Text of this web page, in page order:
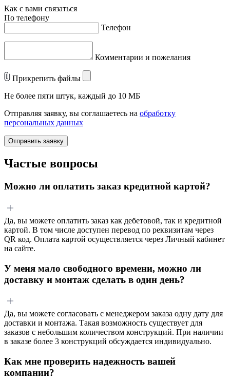
Как с вами связаться
По телефону
Телефон
Комментарии и пожелания
Прикрепить файлы
Не более пяти штук, каждый до 10 МБ
Отправляя заявку, вы соглашаетесь на обработку
персональных данных
Отправить заявку
Частые вопросы
Можно ли оплатить заказ кредитной картой?
Да, вы можете оплатить заказ как дебетовой, так и кредитной
картой. В том числе доступен перевод по реквизитам через
QR код. Оплата картой осуществляется через Личный кабинет
на сайте.
У меня мало свободного времени, можно ли
доставку и монтаж сделать в один день?
Да, вы можете согласовать с менеджером заказа одну дату для
доставки и монтажа. Такая возможность существует для
заказов с небольшим количеством конструкций. При наличии
в заказе более 3 конструкций обсуждается индивидуально.
Как мне проверить надежность вашей
компании?